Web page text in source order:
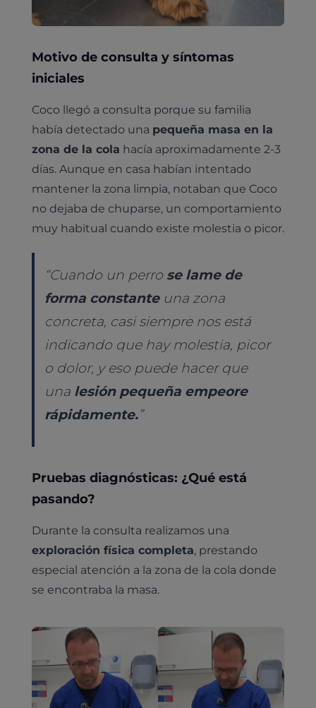
Motivo de consulta y síntomas
iniciales
Coco llegó a consulta porque su familia
había detectado una pequeña masa en la
zona de la cola hacía aproximadamente 2-3
días. Aunque en casa habían intentado
mantener la zona limpia, notaban que Coco
no dejaba de chuparse, un comportamiento
muy habitual cuando existe molestia o picor.
“Cuando un perro se lame de
forma constante una zona
concreta, casi siempre nos está
indicando que hay molestia, picor
o dolor, y eso puede hacer que
una lesión pequeña empeore
rápidamente.”
Pruebas diagnósticas: ¿Qué está
pasando?
Durante la consulta realizamos una
exploración física completa, prestando
especial atención a la zona de la cola donde
se encontraba la masa.